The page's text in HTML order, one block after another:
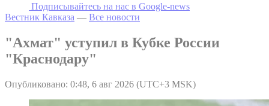
Подписывайтесь на наc в Google-news
Вестник Кавказа — Все новости
"Ахмат" уступил в Кубке России
"Краснодару"
Опубликовано: 0:48, 6 авг 2026 (UTC+3 MSK)